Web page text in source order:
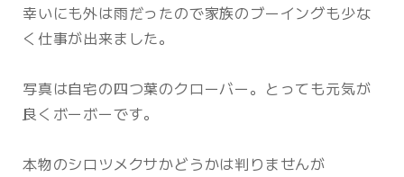
幸いにも外は雨だったので家族のブーイングも少な
く仕事が出来ました。
写真は自宅の四つ葉のクローバー。とっても元気が
良くボーボーです。
本物のシロツメクサかどうかは判りませんが